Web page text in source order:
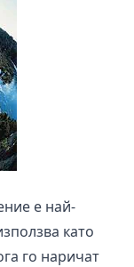
е най-
като
го наричат